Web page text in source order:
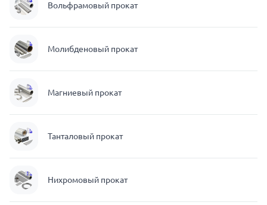
Вольфрамовый прокат
Молибденовый прокат
Магниевый прокат
Танталовый прокат
Нихромовый прокат